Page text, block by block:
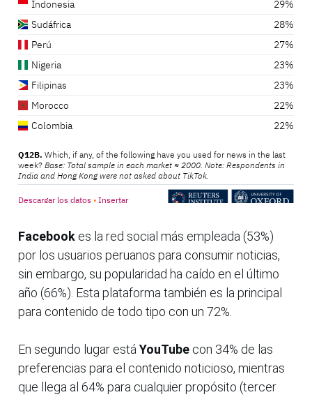
Facebook es la red social más empleada (53%)
por los usuarios peruanos para consumir noticias,
sin embargo, su popularidad ha caído en el último
año (66%). Esta plataforma también es la principal
para contenido de todo tipo con un 72%.
En segundo lugar está YouTube con 34% de las
preferencias para el contenido noticioso, mientras
que llega al 64% para cualquier propósito (tercer